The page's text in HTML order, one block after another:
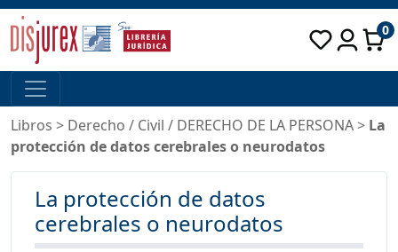
0
Libros > Derecho / Civil / DERECHO DE LA PERSONA> La
protección de datos cerebrales o neurodatos
La protección de datos
cerebrales o neurodatos